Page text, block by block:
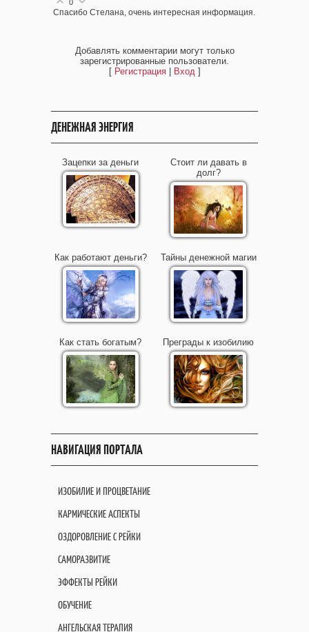
0
Спасибо Стелана, очень интересная информация.
Добавлять комментарии могут только
зарегистрированные пользователи.
[ Регистрация| Вход]
ДЕНЕЖНАЯ ЭНЕРГИЯ
Зацепки за деньги
Стоит ли давать в
долг?
Как работают деньги? Тайны денежной магии
Как стать богатым? Преграды к изобилию
НАВИГАЦИЯ ПОРТАЛА
ИЗОБИЛИЕ И ПРОЦВЕТАНИЕ
КАРМИЧЕСКИЕ АСПЕКТЫ
ОЗДОРОВЛЕНИЕ С РЕЙКИ
САМОРАЗВИТИЕ
ЭФФЕКТЫ РЕЙКИ
ОБУЧЕНИЕ
АНГЕЛЬСКАЯ ТЕРАПИЯ